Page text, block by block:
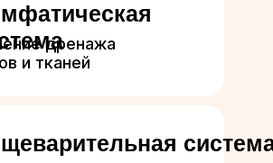
дренажа
и тканей